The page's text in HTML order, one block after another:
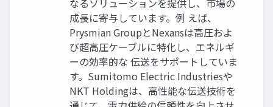
なるソリューションを提供し、市場の
成長に寄与しています。例 えば、
Prysmian GroupとNexansは高圧およ
び超高圧ケーブルに特化し、エネルギ
ーの効率的な 伝送をサポートしていま
す。Sumitomo Electric Industriesや
NKT Holdingは、高性能な伝送技術を